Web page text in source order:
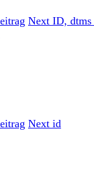
Next ID, dtms
Next id